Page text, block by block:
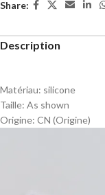
Share:
Description
Matériau: silicone
Taille: As shown
Origine: CN (Origine)